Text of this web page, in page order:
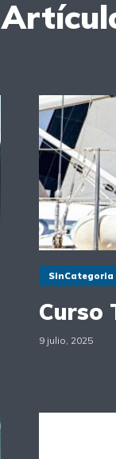
SinCategoria
Curso
9 julio, 2025